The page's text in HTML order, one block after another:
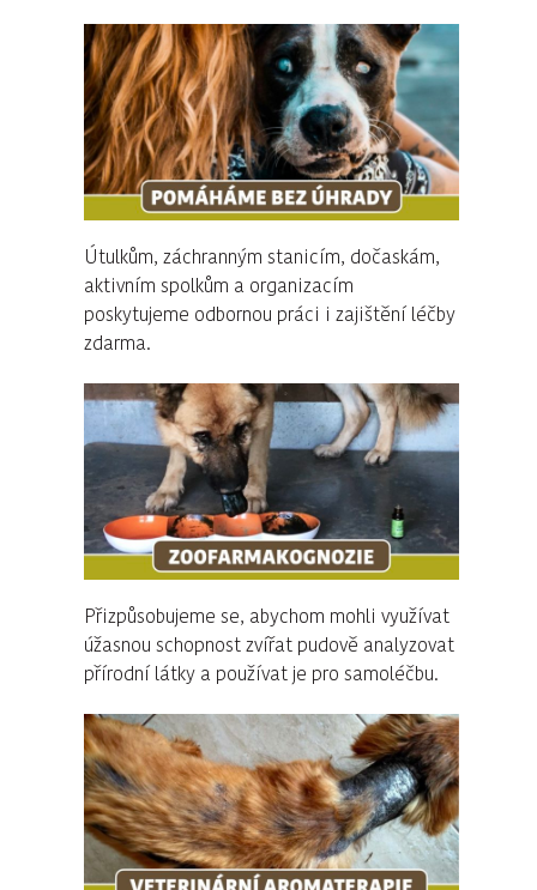
Útulkům, záchranným stanicím, dočaskám,
aktivním spolkům a organizacím
poskytujeme odbornou práci i zajištění léčby
zdarma.
Přizpůsobujeme se, abychom mohli využívat
úžasnou schopnost zvířat pudově analyzovat
přírodní látky a používat je pro samoléčbu.